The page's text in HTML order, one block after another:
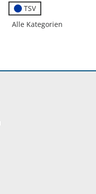
TSV
Alle Kategorien